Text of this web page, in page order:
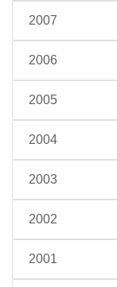
2007
2006
2005
2004
2003
2002
2001